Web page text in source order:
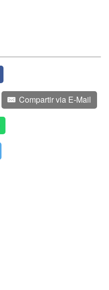
Compartir via E-Mail